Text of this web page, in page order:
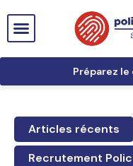
Préparez le
Articles récents
Recrutement